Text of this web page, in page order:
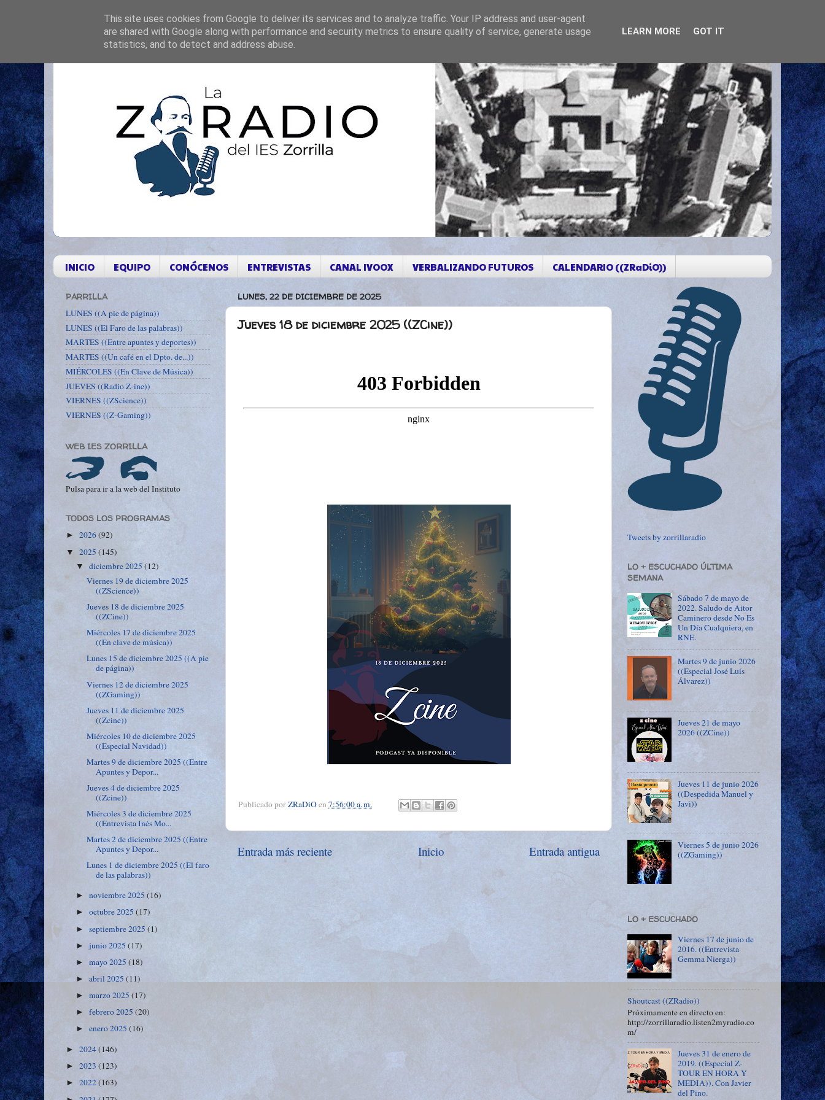
INICIO EQUIPO CONÓCENOS ENTREVISTAS CANAL IVOOX VERBALIZANDO FUTUROS CALENDARIO ((ZRaDiO))
LUNES, 22 DE DICIEMBRE DE 2025
Jueves 18 de diciembre 2025 ((ZCine))
Publicado porZRaDiOen 7:56:00 a. m.
Entrada más reciente Entrada antigua
Inicio
PARRILLA
LUNES ((A pie de página))
LUNES ((El Faro de las palabras))
MARTES ((Entre apuntes y deportes))
MARTES ((Un café en el Dpto. de...))
MIÉRCOLES ((En Clave de Música))
JUEVES ((Radio Z-ine))
VIERNES ((ZScience))
VIERNES ((Z-Gaming))
WEB IES ZORRILLA
Pulsa para ir a la web del Instituto
TODOS LOS PROGRAMAS
► 2026(92)
▼ 2025 (145)
▼diciembre 2025(12)
Viernes 19 de diciembre 2025
((ZScience))
Jueves 18 de diciembre 2025
((ZCine))
Miércoles 17 de diciembre 2025
((En clave de música))
Lunes 15 de diciembre 2025 ((A pie
de página))
Viernes 12 de diciembre 2025
((ZGaming))
Jueves 11 de diciembre 2025
((Zcine))
Miércoles 10 de diciembre 2025
((Especial Navidad))
Martes 9 de diciembre 2025 ((Entre
Apuntes y Depor...
Jueves 4 de diciembre 2025
((Zcine))
Miércoles 3 de diciembre 2025
((Entrevista Inés Mo...
Martes 2 de diciembre 2025 ((Entre
Apuntes y Depor...
Lunes 1 de diciembre 2025 ((El faro
de las palabras))
►noviembre 2025(16)
►octubre 2025(17)
►septiembre 2025(1)
►junio 2025(17)
►mayo 2025(18)
►abril 2025(11)
►marzo 2025(17)
►febrero 2025(20)
►enero 2025(16)
► 2024(146)
► 2023 (123)
► 2022(163)
Tweets by zorrillaradio
LO + ESCUCHADO ÚLTIMA
SEMANA
Sábado 7 de mayo de
2022. Saludo de Aitor
Caminero desde No Es
Un Día Cualquiera, en
RNE.
Martes 9 de junio 2026
((Especial José Luís
Álvarez))
Jueves 21 de mayo
2026 ((ZCine))
Jueves 11 de junio 2026
((Despedida Manuel y
Javi))
Viernes 5 de junio 2026
((ZGaming))
LO + ESCUCHADO
Viernes 17 de junio de
2016. ((Entrevista
Gemma Nierga))
Shoutcast ((ZRadio))
Próximamente en directo en:
http://zorrillaradio.listen2myradio.co
m/
Jueves 31 de enero de
2019. ((Especial Z-
TOUR EN HORA Y
MEDIA)). Con Javier
del Pino.
This site uses cookies from Google to deliver its services and to analyze traffic. Your IP address and user-agent
are shared with Google along with performance and security metrics to ensure quality of service, generate usage
statistics, and to detect and address abuse.
LEARN MORE GOT IT